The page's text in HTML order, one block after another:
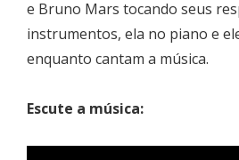
e Bruno Mars tocando seus
instrumentos, ela no piano e
enquanto cantam a música.
Escute a música: